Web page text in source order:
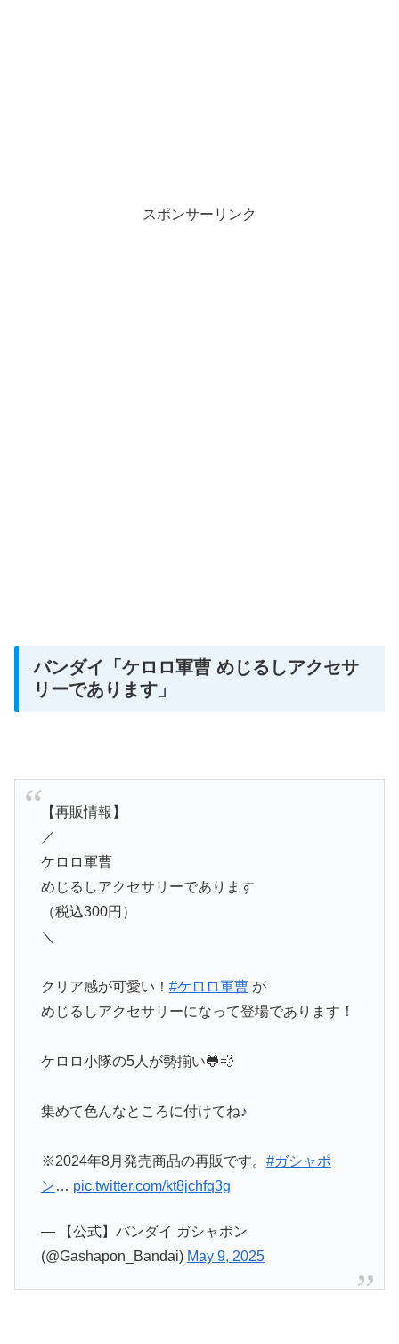
スポンサーリンク
バンダイ 「ケロロ軍曹 めじるしアクセサ
リーであります」
【再販情報】
／
ケロロ軍曹
めじるしアクセサリーであります
（税込300円）
＼
クリア感が可愛い！ #ケロロ軍曹が
めじるしアクセサリーになって登場であります！
ケロロ小隊の5人が勢揃い🐸💨
集めて色んなところに付けてね♪
※2024年8月発売商品の再販です。 #ガシャポ
ン… pic.twitter.com/kt8jchfq3g
— 【公式】バンダイ ガシャポン
(@Gashapon_Bandai) May 9, 2025